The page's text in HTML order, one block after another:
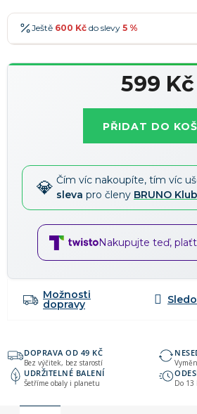
Ještě 600 Kč do slevy 5 %
599 Kč
PŘIDAT DO
Čím víc nakoupíte, tím víc
sleva pro členy BRUNO
Nakupujte teď,
Možnosti
dopravy
DOPRAVA OD 49 KČ
Bez výčitek, bez starostí
UDRŽITELNÉ BALENÍ
Šetříme obaly i planetu Do 13